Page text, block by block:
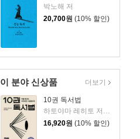
박노해 저
20,700원 (10% 할인)
이 분야 신상품
10권 독서법
하토야마 레히토 저/원선미 역
16,920원 (10% 할인)
더보기